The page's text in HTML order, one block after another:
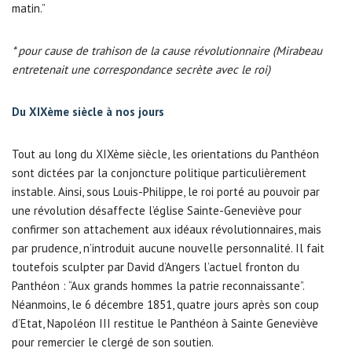
matin.”
* pour cause de trahison de la cause révolutionnaire (Mirabeau
entretenait une correspondance secrète avec le roi)
Du XIXème siècle à nos jours
Tout au long du XIXème siècle, les orientations du Panthéon
sont dictées par la conjoncture politique particulièrement
instable. Ainsi, sous Louis-Philippe, le roi porté au pouvoir par
une révolution désaffecte l’église Sainte-Geneviève pour
confirmer son attachement aux idéaux révolutionnaires, mais
par prudence, n’introduit aucune nouvelle personnalité. Il fait
toutefois sculpter par David d’Angers l’actuel fronton du
Panthéon : “Aux grands hommes la patrie reconnaissante”.
Néanmoins, le 6 décembre 1851, quatre jours après son coup
d’Etat, Napoléon III restitue le Panthéon à Sainte Geneviève
pour remercier le clergé de son soutien.